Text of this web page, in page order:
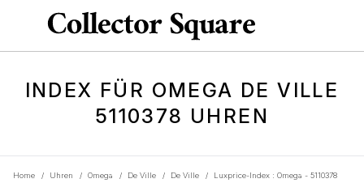
INDEX FÜR OMEGA DE VILLE
5110378 UHREN
Home / Uhren / Omega / De Ville / De Ville / Luxprice-Index : Omega - 5110378